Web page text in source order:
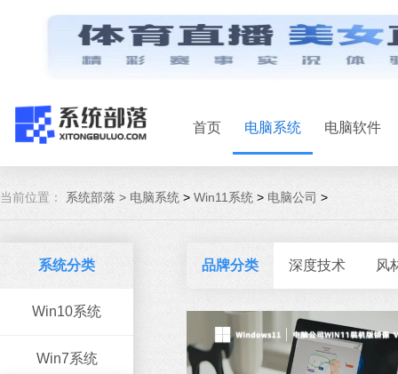
首页 电脑系统 电脑软件
当前位置： 系统部落 > 电脑系统 > Win11系统 > 电脑公司 >
系统分类
Win10系统
Win7系统
品牌分类 深度技术 风